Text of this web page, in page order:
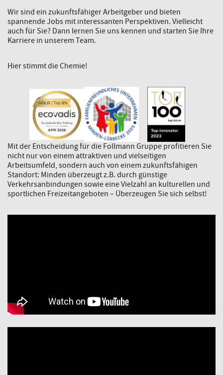
Wir sind ein zukunftsfähiger Arbeitgeber und bieten
spannende Jobs mit interessanten Perspektiven. Vielleicht
auch für Sie? Dann lernen Sie uns kennen und starten Sie Ihre
Karriere in unserem Team.
Hier stimmt die Chemie!
Mit der Entscheidung für die Follmann Gruppe profitieren Sie
nicht nur von einem attraktiven und vielseitigen
Arbeitsumfeld, sondern auch von einem zukunftsfähigen
Standort: Minden überzeugt z.B. durch günstige
Verkehrsanbindungen sowie eine Vielzahl an kulturellen und
sportlichen Freizeitangeboten – Überzeugen Sie sich selbst!